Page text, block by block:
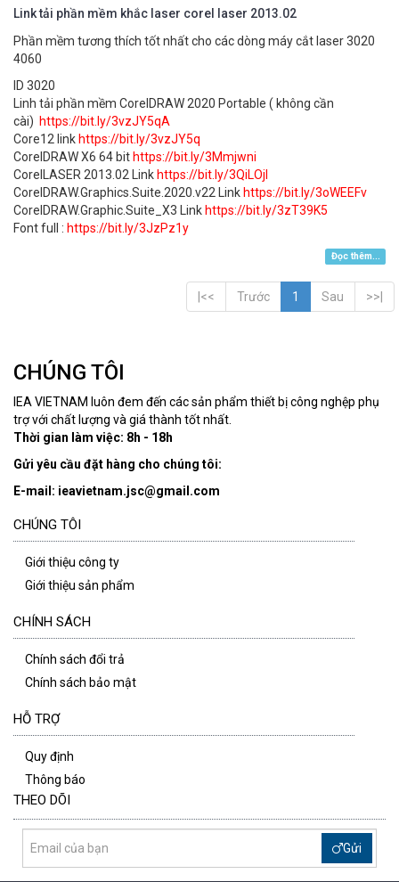
Link tải phần mềm khắc laser corel laser 2013.02
Phần mềm tương thích tốt nhất cho các dòng máy cắt laser 3020
4060
ID 3020
Linh tải phần mềm CorelDRAW 2020 Portable ( không cần
cài) https://bit.ly/3vzJY5qA
Core12 linkhttps://bit.ly/3vzJY5q
CorelDRAW X6 64 bithttps://bit.ly/3Mmjwni
CorelLASER 2013.02 Linkhttps://bit.ly/3QiLOjl
CorelDRAW.Graphics.Suite.2020.v22 Linkhttps://bit.ly/3oWEEFv
CorelDRAW.Graphic.Suite_X3 Linkhttps://bit.ly/3zT39K5
Font full : https://bit.ly/3JzPz1y
Đọc thêm...
|<< Trước 1 Sau >>|
CHÚNG TÔI
IEA VIETNAM luôn đem đến các sản phẩm thiết bị công nghệp phụ
trợ với chất lượng và giá thành tốt nhất.
Thời gian làm việc: 8h - 18h
Gửi yêu cầu đặt hàng cho chúng tôi:
E-mail: ieavietnam.jsc@gmail.com
CHÚNG TÔI
Giới thiệu công ty
Giới thiệu sản phẩm
CHÍNH SÁCH
Chính sách đổi trả
Chính sách bảo mật
HỖ TRỢ
Quy định
Thông báo
THEO DÕI
Gửi